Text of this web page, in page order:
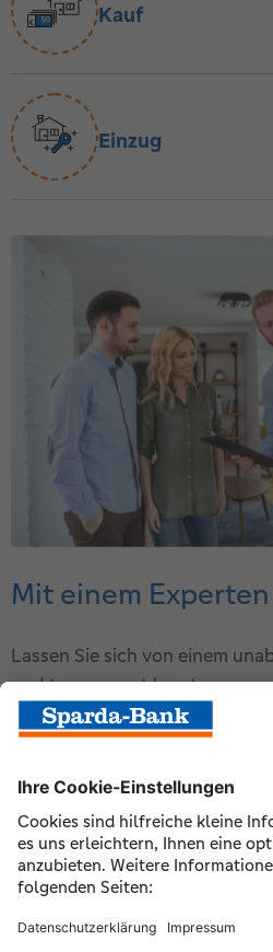
Kauf
Einzug
Mit einem
Lassen Sie sich von einem
und transparent beraten.
kostenloses Erstgespräch
Experten
Kurzfristiger Vor-Ort-
Zur persönlichen